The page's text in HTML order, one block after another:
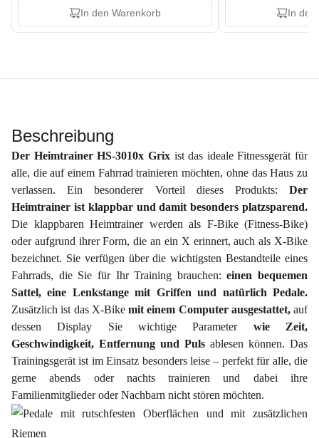
In den Warenkorb In den
Beschreibung
Der Heimtrainer HS-3010x Grix ist das ideale Fitnessgerät für
alle, die auf einem Fahrrad trainieren möchten, ohne das Haus zu
verlassen. Ein besonderer Vorteil dieses Produkts: Der
Heimtrainer ist klappbar und damit besonders platzsparend.
Die klappbaren Heimtrainer werden als F-Bike (Fitness-Bike)
oder aufgrund ihrer Form, die an ein X erinnert, auch als X-Bike
bezeichnet. Sie verfügen über die wichtigsten Bestandteile eines
Fahrrads, die Sie für Ihr Training brauchen:einen bequemen
Sattel, eine Lenkstange mit Griffen und natürlich Pedale.
Zusätzlich ist das X-Bike mit einem Computer ausgestattet, auf
dessen Display Sie wichtige Parameter wie Zeit,
Geschwindigkeit, Entfernung und Puls ablesen können. Das
Trainingsgerät ist im Einsatz besonders leise – perfekt für alle, die
gerne abends oder nachts trainieren und dabei ihre
Familienmitglieder oder Nachbarn nicht stören möchten.